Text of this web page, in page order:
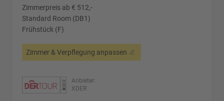
Zimmerpreis ab € 512,-
Standard Room (DB1)
Frühstück (F)
Zimmer & Verpflegung anpassen
Anbieter:
XDER